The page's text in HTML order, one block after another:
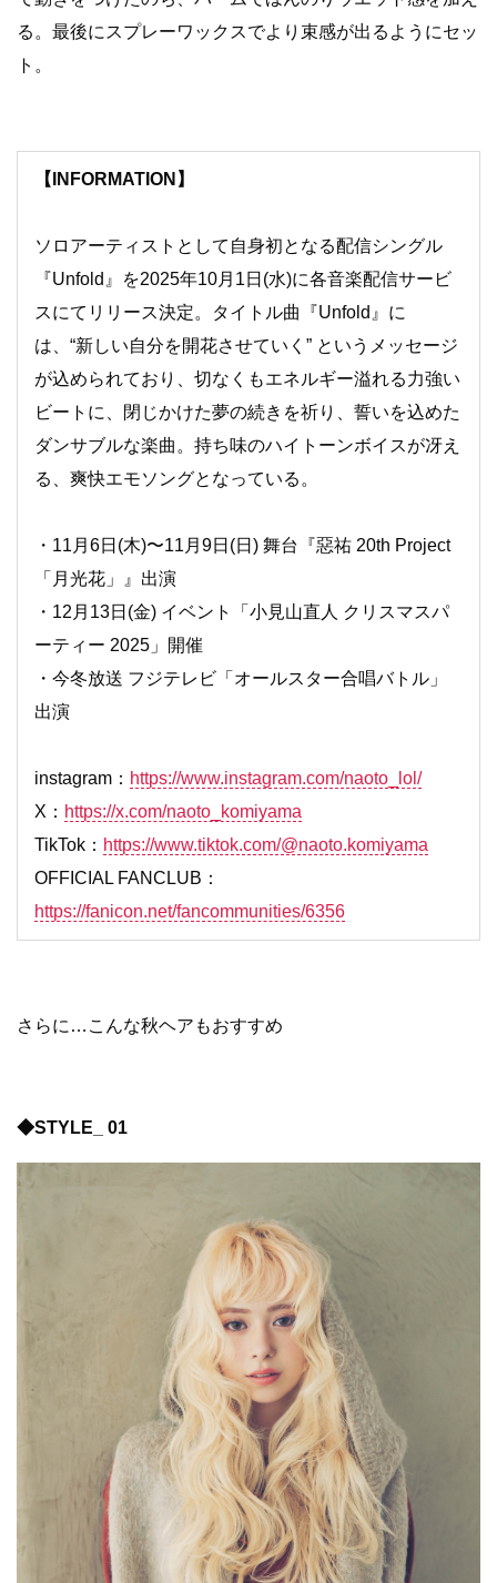
る。最後にスプレーワックスでより束感が出るようにセッ
ト。
【INFORMATION】
ソロアーティストとして自身初となる配信シングル
『Unfold』を2025年10月1日(水)に各音楽配信サービ
スにてリリース決定。タイトル曲『Unfold』に
は、“新しい自分を開花させていく” というメッセージ
が込められており、切なくもエネルギー溢れる力強い
ビートに、閉じかけた夢の続きを祈り、誓いを込めた
ダンサブルな楽曲。持ち味のハイトーンボイスが冴え
る、爽快エモソングとなっている。
・11月6日(木)〜11月9日(日) 舞台『惡祐 20th Project
「月光花」』出演
・12月13日(金) イベント「小見山直人 クリスマスパ
ーティー 2025」開催
・今冬放送 フジテレビ「オールスター合唱バトル」
出演
instagram： https://www.instagram.com/naoto_lol/
X： https://x.com/naoto_komiyama
TikTok： https://www.tiktok.com/@naoto.komiyama
OFFICIAL FANCLUB：
https://fanicon.net/fancommunities/6356
さらに…こんな秋ヘアもおすすめ
◆STYLE_ 01